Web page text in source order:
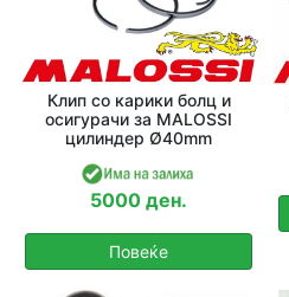
Клип со карики болц и
осигурачи за MALOSSI
цилиндер Ø40mm
5000 ден.
Повеќе